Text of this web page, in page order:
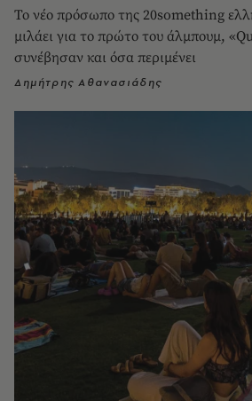
Το νέο πρόσωπο της 20something
μιλάει για το πρώτο του άλμπουμ,
συνέβησαν και όσα περιμένει
Δημήτρης Αθανασιάδης